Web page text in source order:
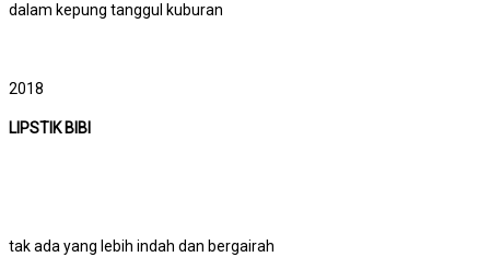
dalam kepung tanggul kuburan
2018
LIPSTIK BIBI
tak ada yang lebih indah dan bergairah